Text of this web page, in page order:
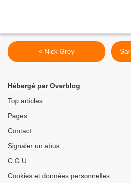
< Nick Grey
Hébergé par Overblog
Top articles
Pages
Contact
Signaler un abus
C.G.U.
Cookies et données personnelles